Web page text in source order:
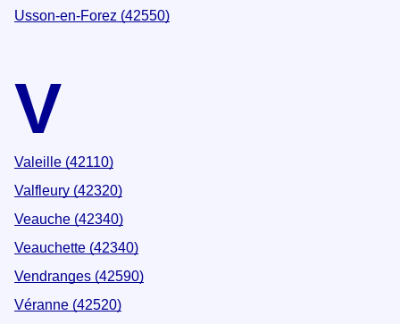
Usson-en-Forez (42550)
V
Valeille (42110)
Valfleury (42320)
Veauche (42340)
Veauchette (42340)
Vendranges (42590)
Véranne (42520)